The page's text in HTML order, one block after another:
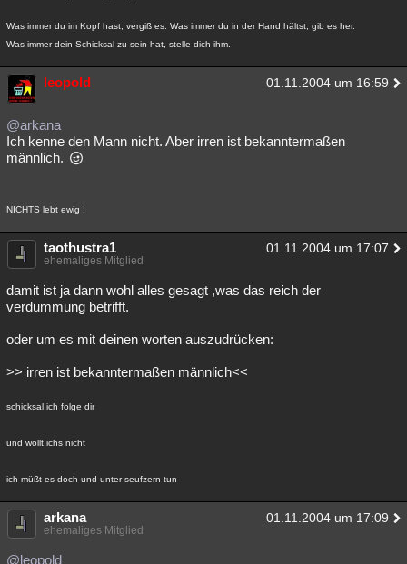
Was immer du im Kopf hast, vergiß es. Was immer du in der Hand hältst, gib es her.
Was immer dein Schicksal zu sein hat, stelle dich ihm.
leopold 01.11.2004 um 16:59
@arkana
Ich kenne den Mann nicht. Aber irren ist bekanntermaßen
männlich.
NICHTS lebt ewig !
taothustra1 01.11.2004 um 17:07
ehemaliges Mitglied
damit ist ja dann wohl alles gesagt ,was das reich der
verdummung betrifft.
oder um es mit deinen worten auszudrücken:
>> irren ist bekanntermaßen männlich<<
schicksal ich folge dir
und wollt ichs nicht
ich müßt es doch und unter seufzern tun
arkana 01.11.2004 um 17:09
ehemaliges Mitglied
@leopold